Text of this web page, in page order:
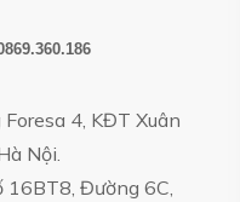
4, KĐT Xuân
Nội.
16BT8, Đường 6C,